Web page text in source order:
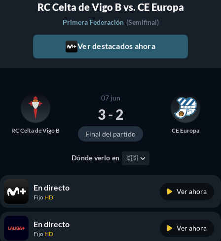
RC Celta de Vigo B vs. CE Europa
Primera Federación (Semifinal)
Ver destacados ahora
RC Celta de Vigo B
07 jun
3 - 2
Final del partido CE Europa
Dónde verlo en 🇪🇸
En directo
Fijo HD
Ver ahora
En directo
Fijo HD
Ver ahora